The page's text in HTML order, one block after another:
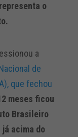
o
a
de
que fechou
meses ficou
Brasileiro
acima do